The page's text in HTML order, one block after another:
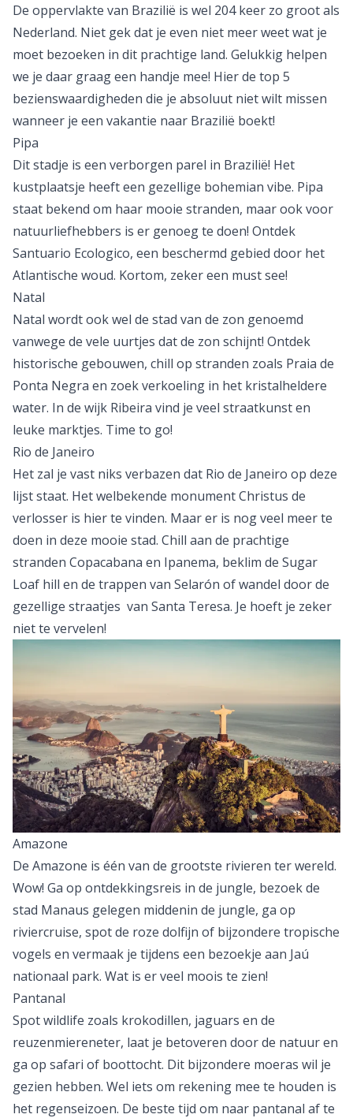
De oppervlakte van Brazilië is wel 204 keer zo groot als
Nederland. Niet gek dat je even niet meer weet wat je
moet bezoeken in dit prachtige land. Gelukkig helpen
we je daar graag een handje mee! Hier de top 5
bezienswaardigheden die je absoluut niet wilt missen
wanneer je een vakantie naar Brazilië boekt!
Pipa
Dit stadje is een verborgen parel in Brazilië! Het
kustplaatsje heeft een gezellige bohemian vibe. Pipa
staat bekend om haar mooie stranden, maar ook voor
natuurliefhebbers is er genoeg te doen! Ontdek
Santuario Ecologico, een beschermd gebied door het
Atlantische woud. Kortom, zeker een must see!
Natal
Natal wordt ook wel de stad van de zon genoemd
vanwege de vele uurtjes dat de zon schijnt! Ontdek
historische gebouwen, chill op stranden zoals Praia de
Ponta Negra en zoek verkoeling in het kristalheldere
water. In de wijk Ribeira vind je veel straatkunst en
leuke marktjes. Time to go!
Rio de Janeiro
Het zal je vast niks verbazen dat Rio de Janeiro op deze
lijst staat. Het welbekende monument Christus de
verlosser is hier te vinden. Maar er is nog veel meer te
doen in deze mooie stad. Chill aan de prachtige
stranden Copacabana en Ipanema, beklim de Sugar
Loaf hill en de trappen van Selarón of wandel door de
gezellige straatjes van Santa Teresa. Je hoeft je zeker
niet te vervelen!
Amazone
De Amazone is één van de grootste rivieren ter wereld.
Wow! Ga op ontdekkingsreis in de jungle, bezoek de
stad Manaus gelegen middenin de jungle, ga op
riviercruise, spot de roze dolfijn of bijzondere tropische
vogels en vermaak je tijdens een bezoekje aan Jaú
nationaal park. Wat is er veel moois te zien!
Pantanal
Spot wildlife zoals krokodillen, jaguars en de
reuzenmiereneter, laat je betoveren door de natuur en
ga op safari of boottocht. Dit bijzondere moeras wil je
gezien hebben. Wel iets om rekening mee te houden is
het regenseizoen. De beste tijd om naar pantanal af te